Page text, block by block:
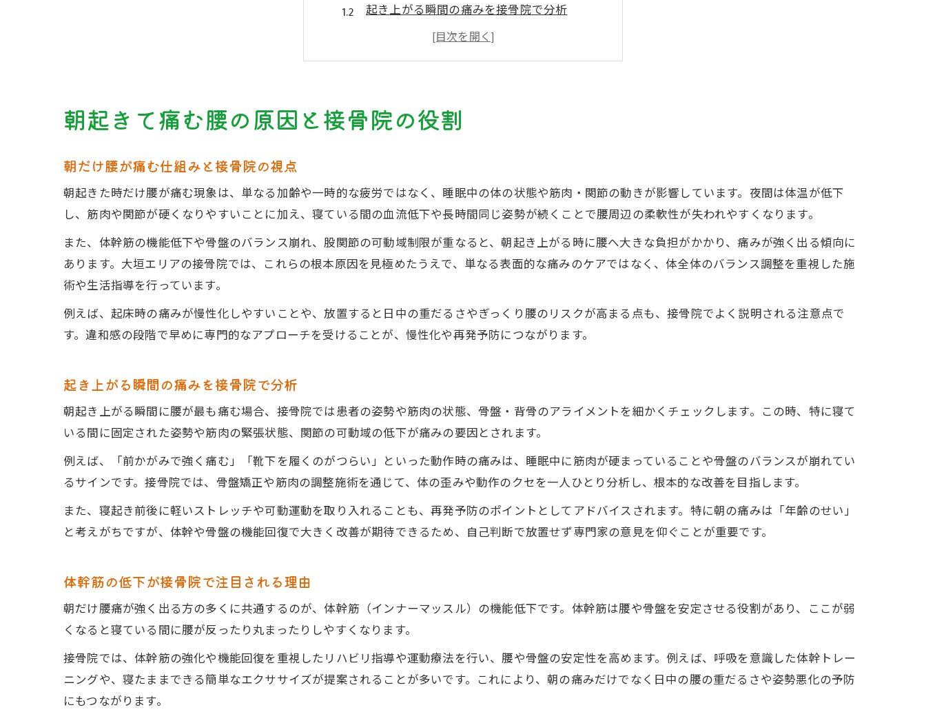
起き上がる瞬間の痛みを接骨院で分析
体幹筋の低下が接骨院で注目される理由
骨盤の不安定性と接骨院のケア方法
寝起きの痛みを軽減した実践ポイント
接骨院が推奨する寝起き前の可動運動法
日中の正しい姿勢を接骨院で指導
腰が固まる朝も動きやすくする秘訣
接骨院が伝える腰のこわばり対策の極意
接骨院の骨盤矯正で朝の動きやすさ向上
接骨院の体幹強化で腰痛を根本改善
骨盤バランス調整を接骨院で受ける利点
接骨院の骨盤ケアで朝の痛みを予防
体幹の安定が朝の快適な目覚めを支える
接骨院による股関節の柔軟性向上方法
動き出せば楽になる痛みへの新提案
接骨院が提案する朝痛対策セルフケア
体幹安定で朝の動き出しをもっと快適に
接骨院の施術で毎朝の違和感を和らげる
再発しにくい朝の腰痛対策まとめ
朝起きて痛む腰の原因と接骨院の役割
朝だけ腰が痛む仕組みと接骨院の視点
朝起きた時だけ腰が痛む現象は、単なる加齢や一時的な疲労ではなく、睡眠中の体の状態や筋肉・関節の動きが影響しています。夜間は体温が低下
し、筋肉や関節が硬くなりやすいことに加え、寝ている間の血流低下や長時間同じ姿勢が続くことで腰周辺の柔軟性が失われやすくなります。
また、体幹筋の機能低下や骨盤のバランス崩れ、股関節の可動域制限が重なると、朝起き上がる時に腰へ大きな負担がかかり、痛みが強く出る傾向に
あります。大垣エリアの接骨院では、これらの根本原因を見極めたうえで、単なる表面的な痛みのケアではなく、体全体のバランス調整を重視した施
術や生活指導を行っています。
例えば、起床時の痛みが慢性化しやすいことや、放置すると日中の重だるさやぎっくり腰のリスクが高まる点も、接骨院でよく説明される注意点で
す。違和感の段階で早めに専門的なアプローチを受けることが、慢性化や再発予防につながります。
起き上がる瞬間の痛みを接骨院で分析
朝起き上がる瞬間に腰が最も痛む場合、接骨院では患者の姿勢や筋肉の状態、骨盤・背骨のアライメントを細かくチェックします。この時、特に寝て
いる間に固定された姿勢や筋肉の緊張状態、関節の可動域の低下が痛みの要因とされます。
例えば、「前かがみで強く痛む」「靴下を履くのがつらい」といった動作時の痛みは、睡眠中に筋肉が硬まっていることや骨盤のバランスが崩れてい
るサインです。接骨院では、骨盤矯正や筋肉の調整施術を通じて、体の歪みや動作のクセを一人ひとり分析し、根本的な改善を目指します。
また、寝起き前後に軽いストレッチや可動運動を取り入れることも、再発予防のポイントとしてアドバイスされます。特に朝の痛みは「年齢のせい」
と考えがちですが、体幹や骨盤の機能回復で大きく改善が期待できるため、自己判断で放置せず専門家の意見を仰ぐことが重要です。
体幹筋の低下が接骨院で注目される理由
朝だけ腰痛が強く出る方の多くに共通するのが、体幹筋（インナーマッスル）の機能低下です。体幹筋は腰や骨盤を安定させる役割があり、ここが弱
くなると寝ている間に腰が反ったり丸まったりしやすくなります。
接骨院では、体幹筋の強化や機能回復を重視したリハビリ指導や運動療法を行い、腰や骨盤の安定性を高めます。例えば、呼吸を意識した体幹トレー
ニングや、寝たままできる簡単なエクササイズが提案されることが多いです。これにより、朝の痛みだけでなく日中の腰の重だるさや姿勢悪化の予防
にもつながります。